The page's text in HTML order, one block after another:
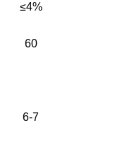
≤4%
60
6-7